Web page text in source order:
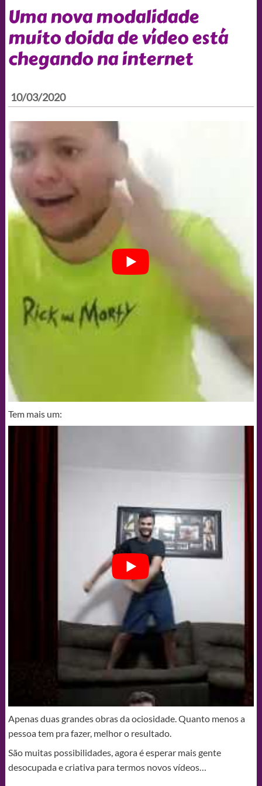
Uma nova modalidade
muito doida de vídeo está
chegando na internet
10/03/2020
Tem mais um:
Apenas duas grandes obras da ociosidade. Quanto menos a
pessoa tem pra fazer, melhor o resultado.
São muitas possibilidades, agora é esperar mais gente
desocupada e criativa para termos novos vídeos…